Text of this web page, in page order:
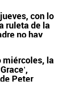
con lo
ruleta de la
no hay
miércoles, la
Peter